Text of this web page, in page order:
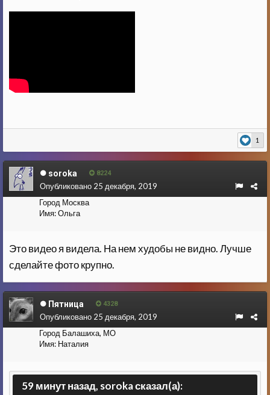
1
soroka 8224
Город Москва
Имя:Ольга
Опубликовано 25 декабря, 2019
Это видео я видела. На нем худобы не видно. Лучше
сделайте фото крупно.
Пятница 4328
Город Балашиха, МО
Имя: Наталия
Опубликовано 25 декабря, 2019
59 минут назад, soroka сказал(а):